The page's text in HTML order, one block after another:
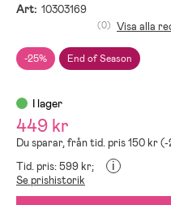
Art: 10303169
-25% End of Season
(0) Visa alla
I lager
449 kr
Du sparar, från tid. pris 150 kr
Tid. pris: 599 kr;
i
Se prishistorik